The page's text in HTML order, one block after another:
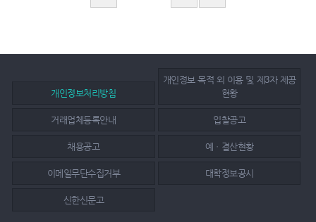
개인정보처리방침
개인정보 목적 외 이용 및 제3자 제공
현황
거래업체등록안내 입찰공고
채용공고 예ㆍ결산현황
이메일무단수집거부 대학정보공시
신한신문고